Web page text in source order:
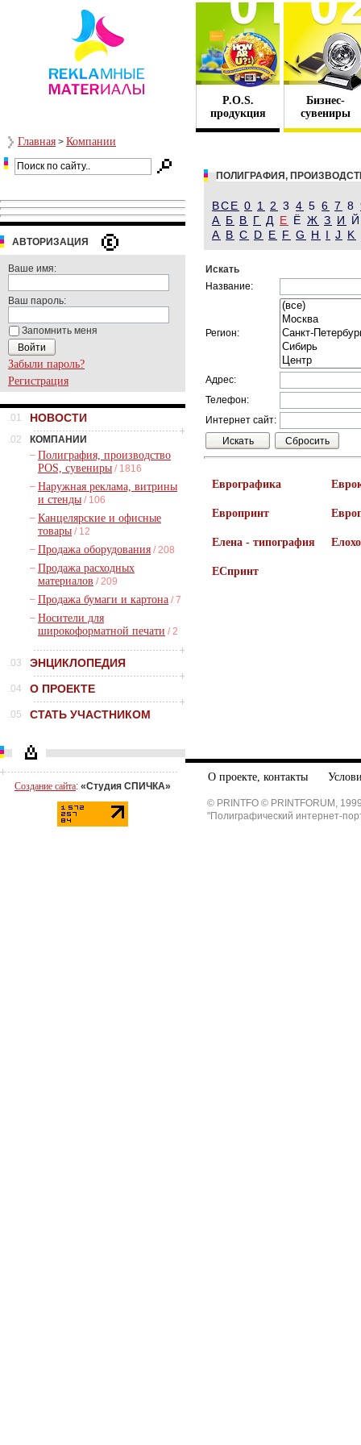
P.O.S.
продукция
Бизнес-
сувениры
Главная > Компании
АВТОРИЗАЦИЯ
Ваше имя:
Ваш пароль:
Запомнить меня
Забыли пароль?
Регистрация
.01 НОВОСТИ
.02
КОМПАНИИ
– Полиграфия, производство
POS, сувениры / 1816
– Наружная реклама, витрины
и стенды / 106
– Канцелярские и офисные
товары / 12
– Продажа оборудования / 208
– Продажа расходных
материалов / 209
– Продажа бумаги и картона / 7
– Носители для
широкоформатной печати / 2
.03 ЭНЦИКЛОПЕДИЯ
.04 О ПРОЕКТЕ
.05 СТАТЬ УЧАСТНИКОМ
Создание сайта: «Студия СПИЧКА»
ПОЛИГРАФИЯ,
ВСЕ 0 1 2 3 4 5 6 7 8
А Б В Г Д Е Ё Ж З И
A B C D E F G H I J K
Искать
Название:
Регион:
Адрес:
Телефон:
Интернет сайт:
Еврографика
Европринт
Елена - типография
ЕСпринт
О проекте, контакты
© PRINTFO © PRINTFORUM,
"Полиграфический интернет-